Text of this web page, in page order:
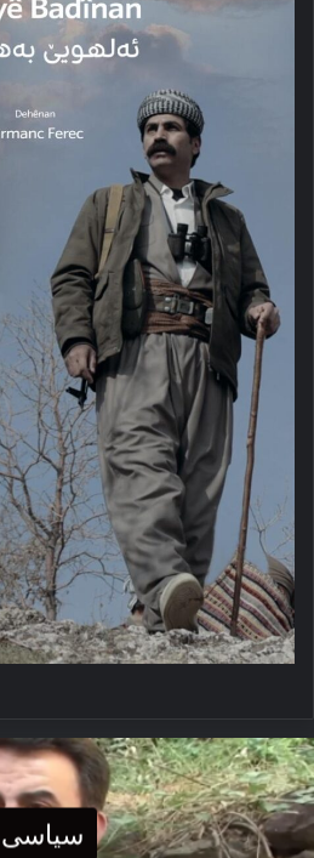
سیاسی